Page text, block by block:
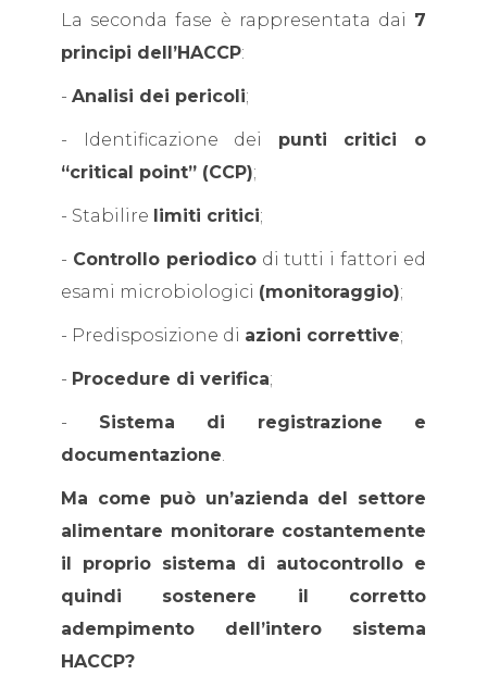
La seconda fase è rappresentata dai 7
principi dell’HACCP:
- Analisi dei pericoli;
- Identificazione dei punti critici o
“critical point” (CCP);
- Stabilire limiti critici;
- Controllo periodicodi tutti i fattori ed
esami microbiologici (monitoraggio);
- Predisposizione di azioni correttive;
- Procedure di verifica;
- Sistema di registrazione e
documentazione.
Ma come può un’azienda del settore
alimentare monitorare costantemente
il proprio sistema di autocontrollo e
quindi sostenere il corretto
adempimento dell’intero sistema
HACCP?